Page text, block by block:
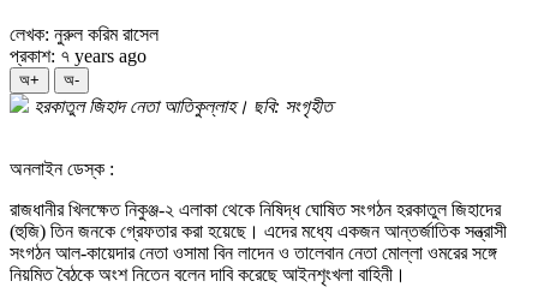
লেখক: নুরুল করিম রাসেল
প্রকাশ: ৭ years ago
অ+ অ-
হরকাতুল জিহাদ নেতা আতিকুল্লাহ। ছবি: সংগৃহীত
অনলাইন ডেস্ক :
রাজধানীর খিলক্ষেত নিকুঞ্জ-২ এলাকা থেকে নিষিদ্ধ ঘোষিত সংগঠন হরকাতুল জিহাদের
(হুজি) তিন জনকে গ্রেফতার করা হয়েছে। এদের মধ্যে একজন আন্তর্জাতিক সন্ত্রাসী
সংগঠন আল-কায়েদার নেতা ওসামা বিন লাদেন ও তালেবান নেতা মোল্লা ওমরের সঙ্গে
নিয়মিত বৈঠকে অংশ নিতেন বলেন দাবি করেছে আইনশৃংখলা বাহিনী।